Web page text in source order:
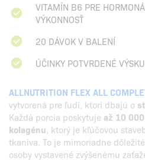
VITAMÍN B6 PRE
VÝKONNOSŤ
20 DÁVOK V BALENÍ
ÚČINKY POTVRDENÉ
ALLNUTRITION FLEX ALL
vytvorená pre ľudí, ktorí dbajú o
Každá porcia poskytuje až 10
kolagénu , ktorý je kľúčovou
tkaniva. To je mimoriadne
osoby vystavené zvýšenému